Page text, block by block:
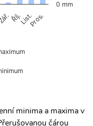
Říj.List.Pros.
0 mm
minima a maxima v
čárou